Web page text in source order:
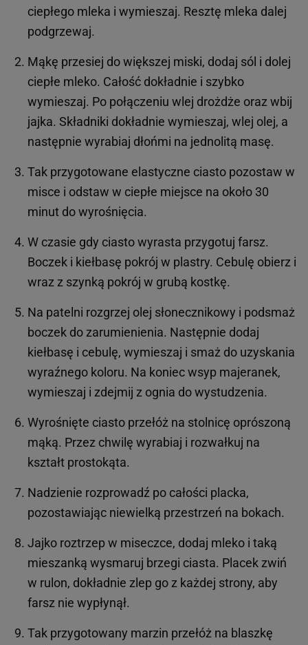
ciepłego mleka i wymieszaj. Resztę mleka dalej
podgrzewaj.
Mąkę przesiej do większej miski, dodaj sól i dolej
ciepłe mleko. Całość dokładnie i szybko
wymieszaj. Po połączeniu wlej drożdże oraz wbij
jajka. Składniki dokładnie wymieszaj, wlej olej, a
następnie wyrabiaj dłońmi na jednolitą masę.
Tak przygotowane elastyczne ciasto pozostaw w
misce i odstaw w ciepłe miejsce na około 30
minut do wyrośnięcia.
W czasie gdy ciasto wyrasta przygotuj farsz.
Boczek i kiełbasę pokrój w plastry. Cebulę obierz i
wraz z szynką pokrój w grubą kostkę.
Na patelni rozgrzej olej słonecznikowy i podsmaż
boczek do zarumienienia. Następnie dodaj
kiełbasę i cebulę, wymieszaj i smaż do uzyskania
wyraźnego koloru. Na koniec wsyp majeranek,
wymieszaj i zdejmij z ognia do wystudzenia.
Wyrośnięte ciasto przełóż na stolnicę oprószoną
mąką. Przez chwilę wyrabiaj i rozwałkuj na
kształt prostokąta.
Nadzienie rozprowadź po całości placka,
pozostawiając niewielką przestrzeń na bokach.
Jajko roztrzep w miseczce, dodaj mleko i taką
mieszanką wysmaruj brzegi ciasta. Placek zwiń
w rulon, dokładnie zlep go z każdej strony, aby
farsz nie wypłynął.
Tak przygotowany marzin przełóż na blaszkę